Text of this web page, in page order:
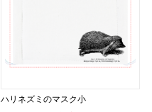
ハリネズミのマスク小